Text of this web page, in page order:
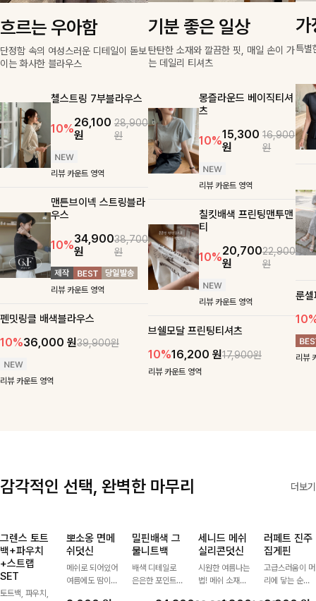
흐르는 우아함
단정함 속의 여성스러운 디테일이 돋보
이는 화사한 블라우스
첼스트링 7부블라우스
10%26,100
원
28,900
원
리뷰 카운트 영역
맨튼브이넥 스트링블라
우스
10%34,900
원
38,700
원
리뷰 카운트 영역
펜밋링클 배색블라우스
10%36,000 원39,900원
리뷰 카운트 영역
기분 좋은 일상
탄탄한 소재와 깔끔한 핏, 매일 손이 가
는 데일리 티셔츠
몽즐라운드 베이직티셔
츠
10%15,300
원
16,900
원
리뷰 카운트 영역
칠킷배색 프린팅맨투맨
티
10%20,700
원
22,900
원
리뷰 카운트 영역
브쉘모달 프린팅티셔츠
10%16,200 원17,900원
리뷰 카운트 영역
가
특별
룬
리뷰
감각적인 선택, 완벽한 마무리 더보기
그렌스 토트
백+파우치
+스트랩
SET
토트백, 파우치,
뽀소옹 면메
쉬덧신
메쉬로 되어있어
여름에도 땀이
밀핀배색 그
물니트백
배색 디테일로
은은한 포인트를
세니드 메쉬
실리콘덧신
시원한 여름나는
법! 메쉬 소재배
러페트 진주
집게핀
고급스러움이 머
리에 닿는 순간,